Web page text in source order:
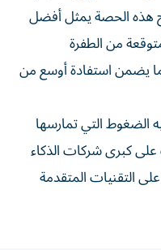
هذه الحصة يمثل أفضل
من الطفرة
يضمن استفادة أوسع من
الضغوط التي تمارسها
على كبرى شركات الذكاء
التقنيات المتقدمة